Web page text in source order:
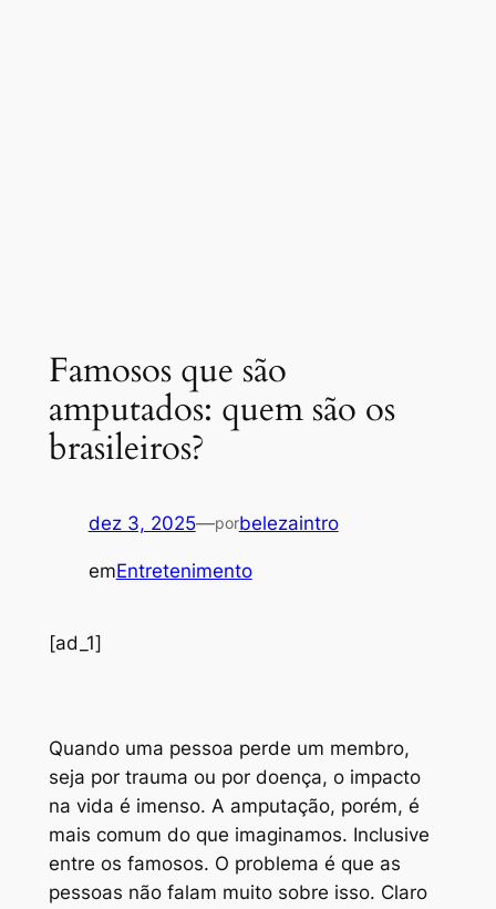
Famosos que são
amputados: quem são os
brasileiros?
dez 3, 2025—porbelezaintro
emEntretenimento
[ad_1]
Quando uma pessoa perde um membro,
seja por trauma ou por doença, o impacto
na vida é imenso. A amputação, porém, é
mais comum do que imaginamos. Inclusive
entre os famosos. O problema é que as
pessoas não falam muito sobre isso. Claro